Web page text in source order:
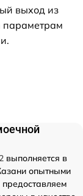
выход из
параметрам
выполняется в
опытными